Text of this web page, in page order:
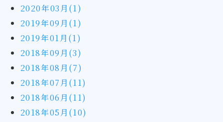
2020年03月(1)
2019年09月(1)
2019年01月(1)
2018年09月(3)
2018年08月(7)
2018年07月(11)
2018年06月(11)
2018年05月(10)